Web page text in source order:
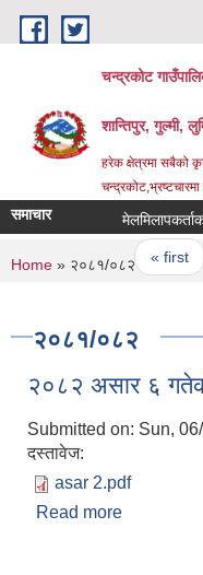
Skip to main content
चन्द्रकोट
शान्तिपुर, गुल्मी,
हरेक क्षेत्रमा सबैको
समाचार
Pages
« first
You are here
Home » २०८१/०८२
२०८१/०८२
२०८२ असार ६ गतेको
Submitted on: Sun,
दस्तावेज:
asar 2.pdf
Read more